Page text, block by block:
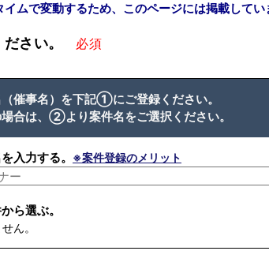
ムで変動するため、このページには掲載して
さい。 必須
催事名）を下記①にご登録ください。
合は、②より案件名をご選択ください。
入力する。 ※案件登録のメリット
ら選ぶ。
ん。